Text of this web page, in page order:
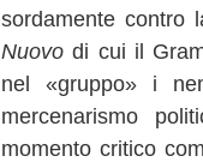
sordamente contro
Nuovodi cui il
nel «gruppo» i
mercenarismo
momento critico